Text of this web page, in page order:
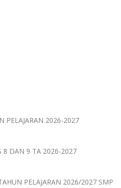
PELAJARAN 2026-2027
8 DAN 9 TA 2026-2027
PELAJARAN 2026/2027 SMP